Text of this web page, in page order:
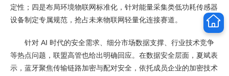
定性；四是布局环境物联网标准化，针对能量采集类低功耗传感器
设备制定专属规范，抢占未来物联网轻量化连接赛道。
针对 AI 时代的安全需求、细分市场数据支撑、行业技术竞争
等热点问题，联盟高管也给出明确回应。在数据安全层面，夏斌表
示，蓝牙聚焦传输链路加密与配对安全，依托成员企业的加密技术